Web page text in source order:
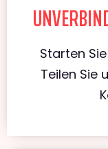
Starten
Teilen Sie